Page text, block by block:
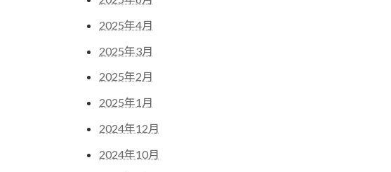
2025年4月
2025年3月
2025年2月
2025年1月
2024年12月
2024年10月